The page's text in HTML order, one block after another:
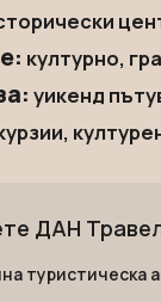
културно,
уикенд
ДАН
туристическа